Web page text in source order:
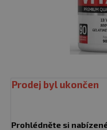
Prodej byl ukončen
Prohlédněte si